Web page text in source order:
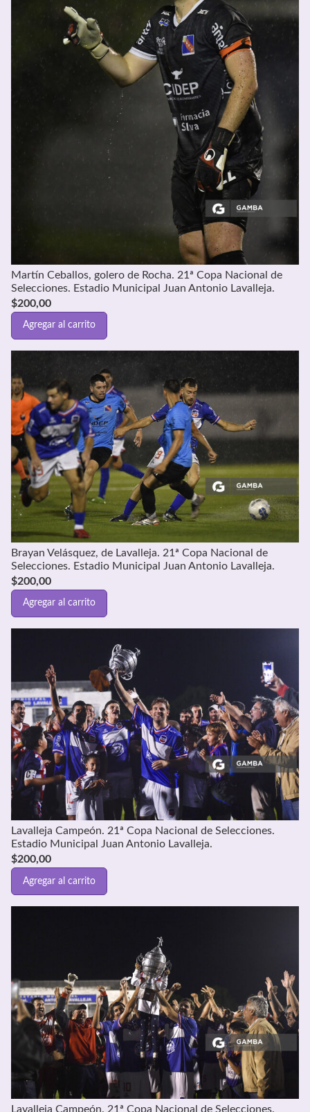
Martín Ceballos, golero de Rocha. 21ª Copa Nacional de
Selecciones. Estadio Municipal Juan Antonio Lavalleja.
$200,00
Agregar al carrito
Brayan Velásquez, de Lavalleja. 21ª Copa Nacional de
Selecciones. Estadio Municipal Juan Antonio Lavalleja.
$200,00
Agregar al carrito
Lavalleja Campeón. 21ª Copa Nacional de Selecciones.
Estadio Municipal Juan Antonio Lavalleja.
$200,00
Agregar al carrito
Lavalleja Campeón. 21ª Copa Nacional de Selecciones.